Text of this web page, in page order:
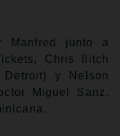
Manfred junto a
Chris Ilitch
y Nelson
Miguel Sanz,